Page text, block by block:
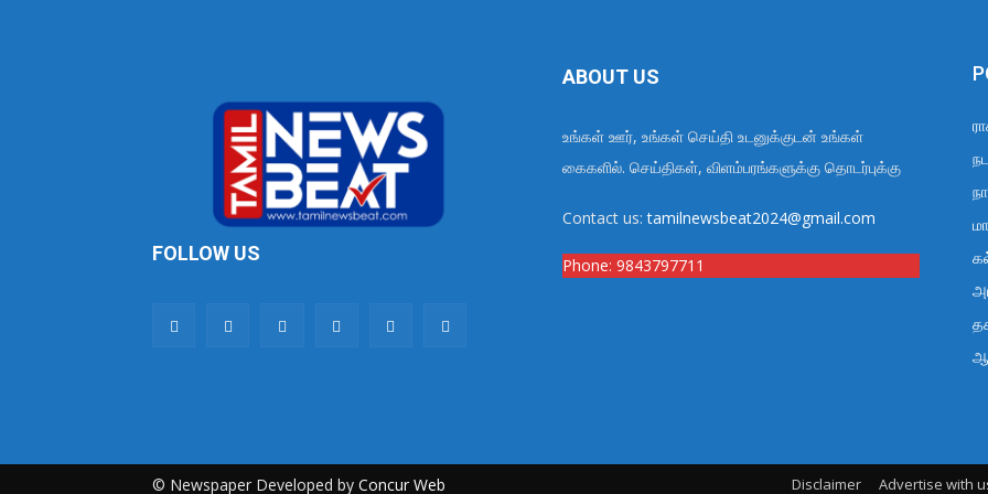
FOLLOW US
ABOUT US
உங்கள் ஊர், உங்கள் செய்தி உடனுக்குடன் உங்கள்
கைகளில். செய்திகள், விளம்பரங்களுக்கு தொடர்புக்கு
Contact us:tamilnewsbeat2024@gmail.com
Phone: 9843797711
© Newspaper Developed by Concur Web Disclaimer Advertise with